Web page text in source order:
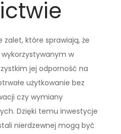
które sprawiają, że
w
jej odporność na
użytkowanie bez
czy wymiany
Dzięki temu inwestycje
nierdzewnej mogą być